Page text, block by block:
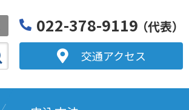
022-378-9119 （代表）
交通アクセス